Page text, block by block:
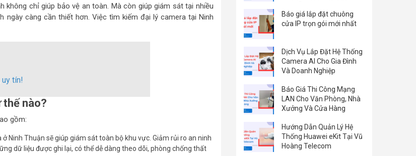
không chỉ giúp bảo vệ an toàn. Mà còn giúp giám sát tại nhiều
ngày càng cần thiết hơn. Việc tìm kiếm đại lý camera tại Ninh
uy tín!
thế nào?
gồm:
Ninh Thuận sẽ giúp giám sát toàn bộ khu vực. Giảm rủi ro an ninh
dữ liệu được ghi lại, có thể dễ dàng theo dõi, phòng chống thất
Báo giá lắp đặt chuông
cửa IP trọn gói mới nhất
Dịch Vụ Lắp Đặt Hệ Thống
Camera AI Cho Gia Đình
Và Doanh Nghiệp
Báo Giá Thi Công Mạng
LAN Cho Văn Phòng, Nhà
Xưởng Và Cửa Hàng
Hướng Dẫn Quản Lý Hệ
Thống Huawei eKit Tại Vũ
Hoàng Telecom